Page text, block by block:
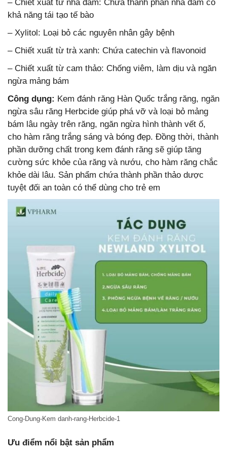
– Chiết xuất từ nha đam: Chứa thành phần nha đam có
khả năng tái tạo tế bào
– Xylitol: Loại bỏ các nguyên nhân gây bệnh
– Chiết xuất từ trà xanh: Chứa catechin và flavonoid
– Chiết xuất từ cam thảo: Chống viêm, làm dịu và ngăn
ngừa mảng bám
Công dụng: Kem đánh răng Hàn Quốc trắng răng, ngăn
ngừa sâu răng Herbcide giúp phá vỡ và loại bỏ mảng
bám lâu ngày trên răng, ngăn ngừa hình thành vết ố,
cho hàm răng trắng sáng và bóng đẹp. Đồng thời, thành
phần dưỡng chất trong kem đánh răng sẽ giúp tăng
cường sức khỏe của răng và nướu, cho hàm răng chắc
khỏe dài lâu. Sản phẩm chứa thành phần thảo dược
tuyệt đối an toàn có thể dùng cho trẻ em
Cong-Dung-Kem danh-rang-Herbcide-1
Ưu điểm nổi bật sản phẩm